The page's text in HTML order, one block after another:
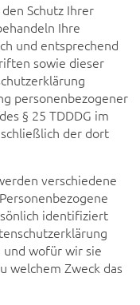
Schutz Ihrer
Ihre
und entsprechend
sowie dieser
personenbezogener
§ 25 TDDDG im
der dort
verschiedene
identifiziert
wofür wir sie
welchem Zweck das